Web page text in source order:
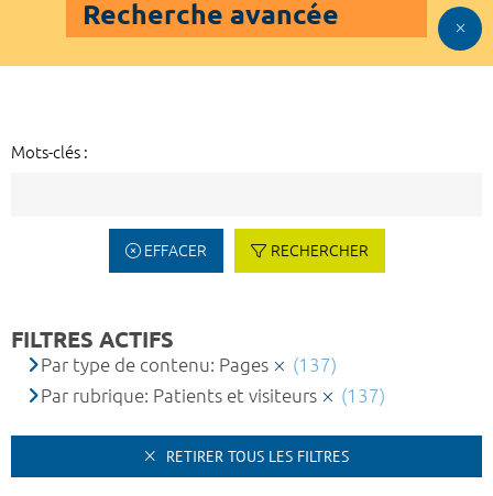
Recherche avancée
Mots-clés :
EFFACER RECHERCHER
FILTRES ACTIFS
Par type de contenu: Pages
(137)
Par rubrique: Patients et visiteurs
(137)
RETIRER TOUS LES FILTRES